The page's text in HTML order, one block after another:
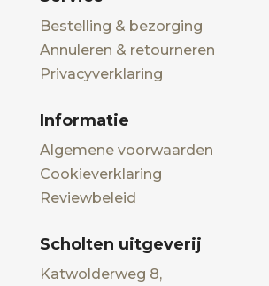
Bestelling & bezorging
Annuleren & retourneren
Privacyverklaring
Informatie
Algemene voorwaarden
Cookieverklaring
Reviewbeleid
Scholten uitgeverij
Katwolderweg 8,